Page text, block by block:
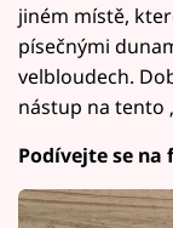
jiném místě,
písečnými
velbloudech.
nástup na tento
Podívejte se na